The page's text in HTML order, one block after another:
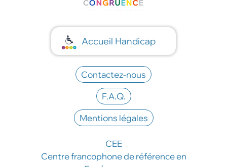
Accueil Handicap
Contactez-nous
F.A.Q.
Mentions légales
CEE
Centre francophone de référence en